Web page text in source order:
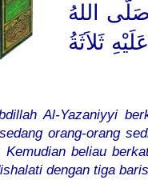
اللهُ
ثَلاَثَةُ
Al-Yazaniyyi
orang-orang
Kemudian beliau
dengan tiga